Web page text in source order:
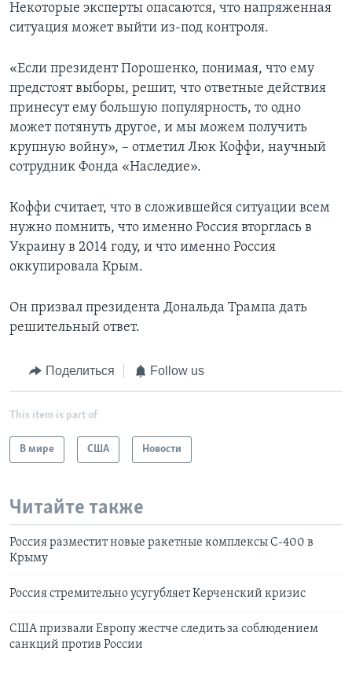
Некоторые эксперты опасаются, что напряженная
ситуация может выйти из-под контроля.
«Если президент Порошенко, понимая, что ему
предстоят выборы, решит, что ответные действия
принесут ему большую популярность, то одно
может потянуть другое, и мы можем получить
крупную войну», – отметил Люк Коффи, научный
сотрудник Фонда «Наследие».
Коффи считает, что в сложившейся ситуации всем
нужно помнить, что именно Россия вторглась в
Украину в 2014 году, и что именно Россия
оккупировала Крым.
Он призвал президента Дональда Трампа дать
решительный ответ.
Поделиться Follow us
This item is part of
В мире США Новости
Читайте также
Россия разместит новые ракетные комплексы С-400 в
Крыму
Россия стремительно усугубляет Керченский кризис
США призвали Европу жестче следить за соблюдением
санкций против России